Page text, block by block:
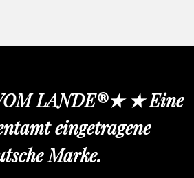
LANDE®★ ★ Eine
eingetragene
Marke.